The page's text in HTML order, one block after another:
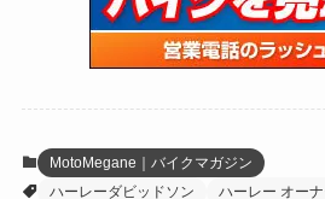
(109)
(5) (5)
(27)
(60)
(38)
(59)
(41)
(16)
(4)
MotoMegane｜バイクマガジン
ハーレーダビッドソン
ハーレー オー